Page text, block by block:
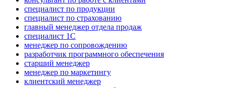
специалист по продукции
специалист по страхованию
главный менеджер отдела продаж
специалист 1С
менеджер по сопровождению
разработчик программного обеспечения
старший менеджер
менеджер по маркетингу
клиентский менеджер